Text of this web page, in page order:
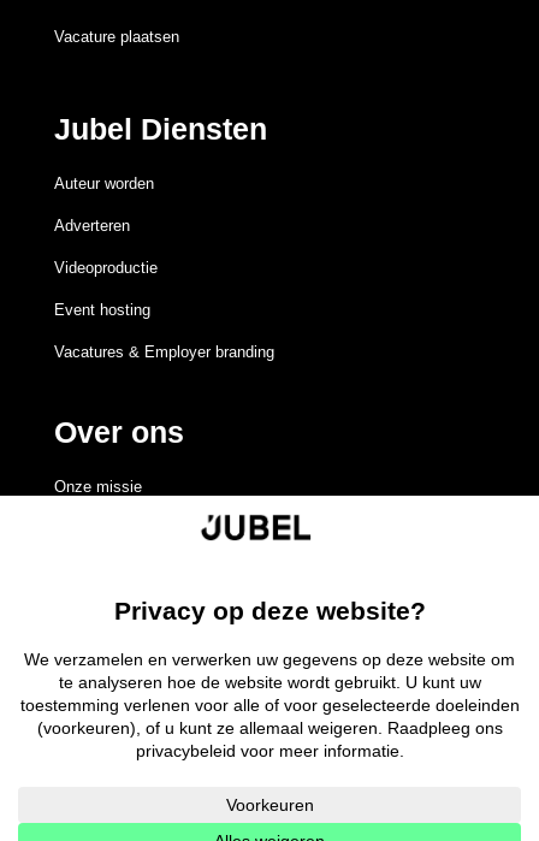
Vacature plaatsen
Jubel Diensten
Auteur worden
Adverteren
Videoproductie
Event hosting
Vacatures & Employer branding
Over ons
Onze missie
Volgen Volgen
Volgen Volgen